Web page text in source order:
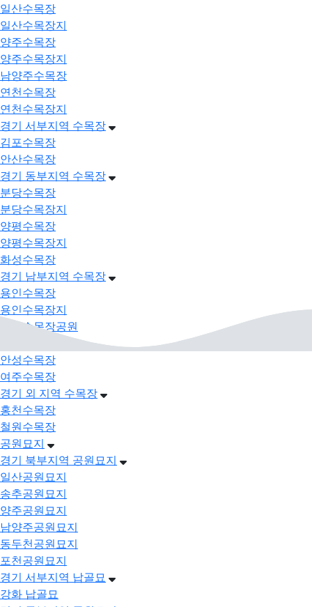
일산수목장
일산수목장지
양주수목장
양주수목장지
남양주수목장
연천수목장
연천수목장지
경기 서부지역 수목장
김포수목장
안산수목장
경기 동부지역 수목장
분당수목장
분당수목장지
양평수목장
양평수목장지
화성수목장
경기 남부지역 수목장
용인수목장
용인수목장지
용인수목장공원
안성수목장
여주수목장
경기 외 지역 수목장
홍천수목장
철원수목장
공원묘지
경기 북부지역 공원묘지
일산공원묘지
송추공원묘지
양주공원묘지
남양주공원묘지
동두천공원묘지
포천공원묘지
경기 서부지역 납골묘
강화 납골묘